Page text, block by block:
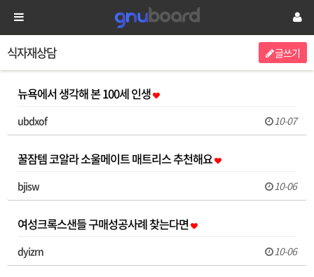
식자재상담 글쓰기
뉴욕에서 생각해 본 100세 인생
ubdxof 10-07
꿀잠템 코알라 소울메이트 매트리스 추천해요
bjisw 10-06
여성크록스샌들 구매성공사례 찾는다면
dyizrn 10-06